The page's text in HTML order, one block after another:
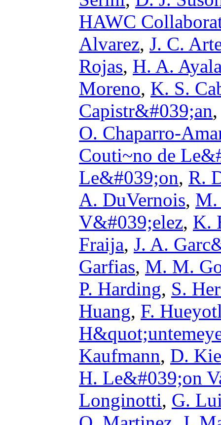
HAWC
Alvarez, J. C.
Rojas, H. A.
Moreno, K. S.
Capistr&#039;an,
O. Chaparro-
Couti~no de
Le&#039;on, R.
A. DuVernois, M.
V&#039;elez, K.
Fraija, J. A.
Garfias, M. M.
P. Harding, S.
Huang, F.
Kaufmann, D.
H. Le&#039;on
Longinotti, G.